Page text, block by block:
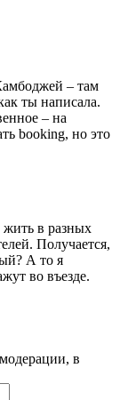
– там
ты написала.
– на
booking, но это
жить в разных
Получается,
А то я
во въезде.
в